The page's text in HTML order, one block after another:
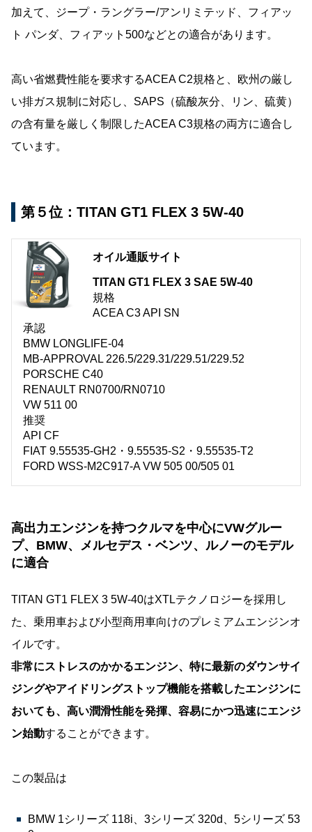
加えて、ジープ・ラングラー/アンリミテッド、フィアッ
ト パンダ、フィアット500などとの適合があります。
高い省燃費性能を要求するACEA C2規格と、欧州の厳し
い排ガス規制に対応し、SAPS（硫酸灰分、リン、硫黄）
の含有量を厳しく制限したACEA C3規格の両方に適合し
ています。
第５位：TITAN GT1 FLEX 3 5W-40
オイル通販サイト
TITAN GT1 FLEX 3 SAE 5W-40
規格
ACEA C3 API SN
承認
BMW LONGLIFE-04
MB-APPROVAL 226.5/229.31/229.51/229.52
PORSCHE C40
RENAULT RN0700/RN0710
VW 511 00
推奨
API CF
FIAT 9.55535-GH2・9.55535-S2・9.55535-T2
FORD WSS-M2C917-A VW 505 00/505 01
高出力エンジンを持つクルマを中心にVWグルー
プ、BMW、メルセデス・ベンツ、ルノーのモデル
に適合
TITAN GT1 FLEX 3 5W-40はXTLテクノロジーを採用し
た、乗用車および小型商用車向けのプレミアムエンジンオ
イルです。
非常にストレスのかかるエンジン、特に最新のダウンサイ
ジングやアイドリングストップ機能を搭載したエンジンに
おいても、高い潤滑性能を発揮、容易にかつ迅速にエンジ
ン始動することができます。
この製品は
BMW 1シリーズ 118i、3シリーズ 320d、5シリーズ 53